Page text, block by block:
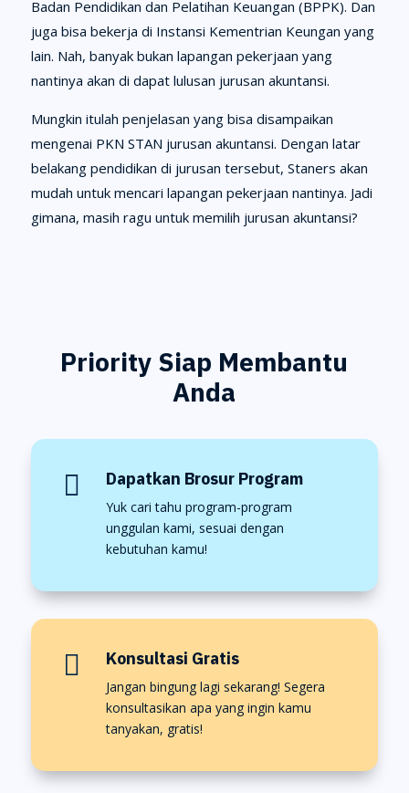
Badan Pendidikan dan Pelatihan Keuangan (BPPK). Dan
juga bisa bekerja di Instansi Kementrian Keungan yang
lain. Nah, banyak bukan lapangan pekerjaan yang
nantinya akan di dapat lulusan jurusan akuntansi.
Mungkin itulah penjelasan yang bisa disampaikan
mengenai PKN STAN jurusan akuntansi. Dengan latar
belakang pendidikan di jurusan tersebut, Staners akan
mudah untuk mencari lapangan pekerjaan nantinya. Jadi
gimana, masih ragu untuk memilih jurusan akuntansi?
Priority Siap Membantu
Anda
 Dapatkan Brosur Program
Yuk cari tahu program-program
unggulan kami, sesuai dengan
kebutuhan kamu!
 Konsultasi Gratis
Jangan bingung lagi sekarang! Segera
konsultasikan apa yang ingin kamu
tanyakan, gratis!